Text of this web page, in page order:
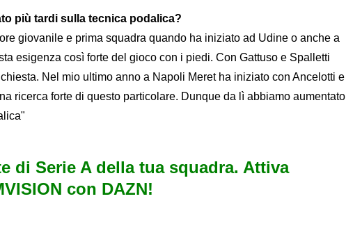
più tardi sulla tecnica podalica?
giovanile e prima squadra quando ha iniziato ad Udine o anche a
esigenza così forte del gioco con i piedi. Con Gattuso e Spalletti
Nel mio ultimo anno a Napoli Meret ha iniziato con Ancelotti e
ricerca forte di questo particolare. Dunque da lì abbiamo aumentato
di Serie A della tua squadra. Attiva
con DAZN!